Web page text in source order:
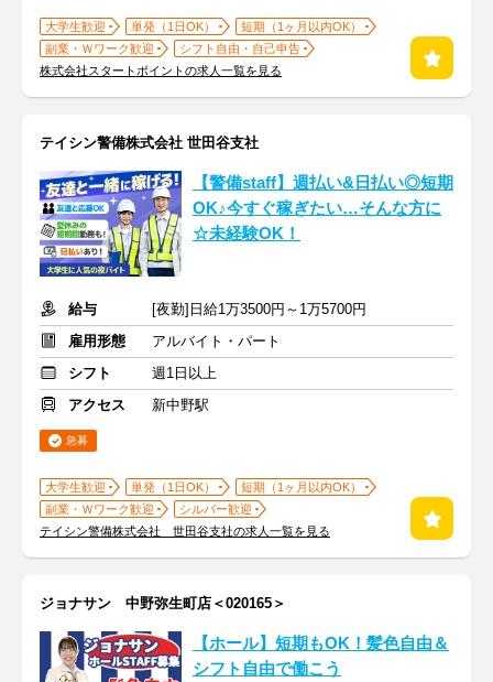
大学生歓迎 単発（1日OK）
短期（1ヶ月以内OK）
副業・Ｗワーク歓迎
シフト自由・自己申告
株式会社スタートポイントの求人一覧を見る
テイシン警備株式会社 世田谷支社
【警備staff】週払い&日払い◎短期
OK♪今すぐ稼ぎたい…そんな方に
☆未経験OK！
給与
[夜勤]日給1万3500円～1万5700円
雇用形態
アルバイト・パート
シフト
週1日以上
アクセス
新中野駅
急募
大学生歓迎 単発（1日OK）
短期（1ヶ月以内OK）
副業・Ｗワーク歓迎
シルバー歓迎
テイシン警備株式会社 世田谷支社の求人一覧を見る
ジョナサン 中野弥生町店＜020165＞
【ホール】短期もOK！髪色自由＆
シフト自由で働こう